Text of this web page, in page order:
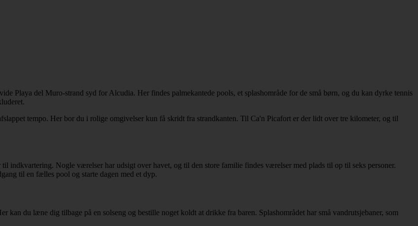
Playa del Muro-strand syd for Alcudia. Her findes palmekantede pools, et splashområde for de små børn, og du kan dyrke tennis
tempo. Her bor du i rolige omgivelser kun få skridt fra strandkanten. Til Ca'n Picafort er der lidt over tre kilometer, og til
indkvartering. Nogle værelser har udsigt over havet, og til den store familie findes værelser med plads til op til seks personer.
til en fælles pool og starte dagen med et dyp.
kan du læne dig tilbage på en solseng og bestille noget koldt at drikke fra baren. Splashområdet har små vandrutsjebaner, som